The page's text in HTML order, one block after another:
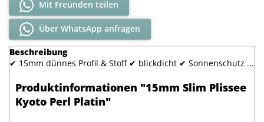
Mit Freunden teilen
Über WhatsApp anfragen
Beschreibung
✔ 15mm dünnes Profil & Stoff ✔ blickdicht ✔ Sonnenschutz ...
Produktinformationen "15mm Slim Plissee
Kyoto Perl Platin"